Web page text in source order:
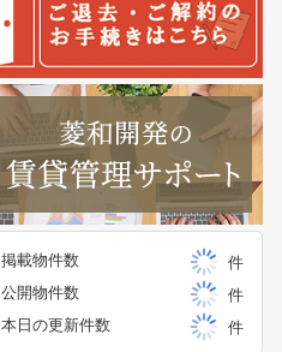
掲載物件数
件
公開物件数
件
本日の更新件数
件